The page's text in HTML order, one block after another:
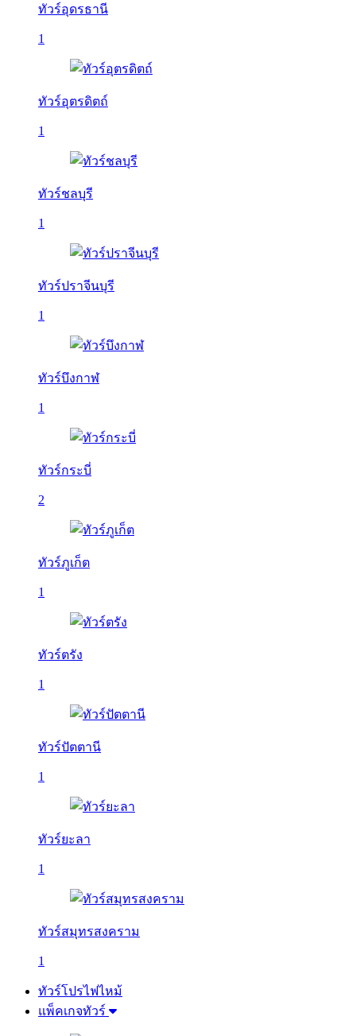
ทัวร์อุดรธานี
1
ทัวร์อุตรดิตถ์
1
ทัวร์ชลบุรี
1
ทัวร์ปราจีนบุรี
1
ทัวร์บึงกาฬ
1
ทัวร์กระบี่
2
ทัวร์ภูเก็ต
1
ทัวร์ตรัง
1
ทัวร์ปัตตานี
1
ทัวร์ยะลา
1
ทัวร์สมุทรสงคราม
1
ทัวร์โปรไฟไหม้
แพ็คเกจทัวร์